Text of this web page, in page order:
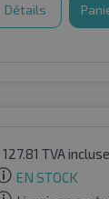
Détails
127.81 TVA incluse
EN STOCK